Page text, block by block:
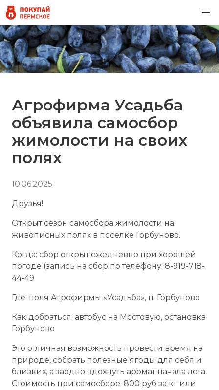
Агрофирма Усадьба
объявила самосбор
жимолости на своих
полях
10.06.2025
Друзья!
Открыт сезон самосбора жимолости на
живописных полях в поселке Горбуново.
Когда: сбор открыт ежедневно при хорошей
погоде (запись на сбор по телефону: 8-919-718-
44-49
Где: поля Агрофирмы «Усадьба», п. Горбуново
Как добраться: автобус на Мостовую, остановка
Горбуново
Это отличная возможность провести время на
природе, собрать полезные ягоды для себя и
близких, а заодно вдохнуть аромат начала лета.
Стоимость при самосборе: 800 руб за кг или